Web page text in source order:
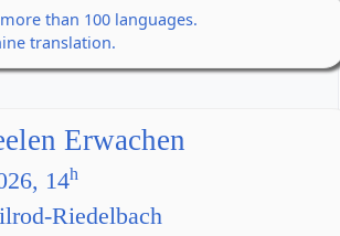
than 100 languages.
translation.
Erwachen
14h
Riedelbach